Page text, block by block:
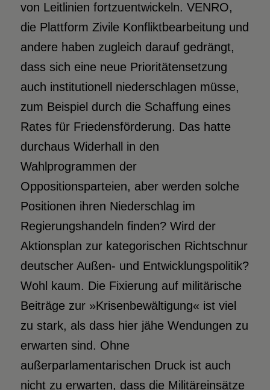
von Leitlinien fortzuentwickeln. VENRO,
die Plattform Zivile Konfliktbearbeitung und
andere haben zugleich darauf gedrängt,
dass sich eine neue Prioritätensetzung
auch institutionell niederschlagen müsse,
zum Beispiel durch die Schaffung eines
Rates für Friedensförderung. Das hatte
durchaus Widerhall in den
Wahlprogrammen der
Oppositionsparteien, aber werden solche
Positionen ihren Niederschlag im
Regierungshandeln finden? Wird der
Aktionsplan zur kategorischen Richtschnur
deutscher Außen- und Entwicklungspolitik?
Wohl kaum. Die Fixierung auf militärische
Beiträge zur »Krisenbewältigung« ist viel
zu stark, als dass hier jähe Wendungen zu
erwarten sind. Ohne
außerparlamentarischen Druck ist auch
nicht zu erwarten, dass die Militäreinsätze